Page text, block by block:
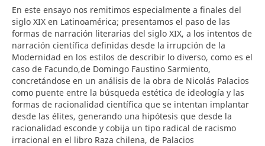
En este ensayo nos remitimos especialmente a finales del
siglo XIX en Latinoamérica; presentamos el paso de las
formas de narración literarias del siglo XIX, a los intentos de
narración científica definidas desde la irrupción de la
Modernidad en los estilos de describir lo diverso, como es el
caso de Facundo,de Domingo Faustino Sarmiento,
concretándose en un análisis de la obra de Nicolás Palacios
como puente entre la búsqueda estética de ideología y las
formas de racionalidad científica que se intentan implantar
desde las élites, generando una hipótesis que desde la
racionalidad esconde y cobija un tipo radical de racismo
irracional en el libro Raza chilena, de Palacios